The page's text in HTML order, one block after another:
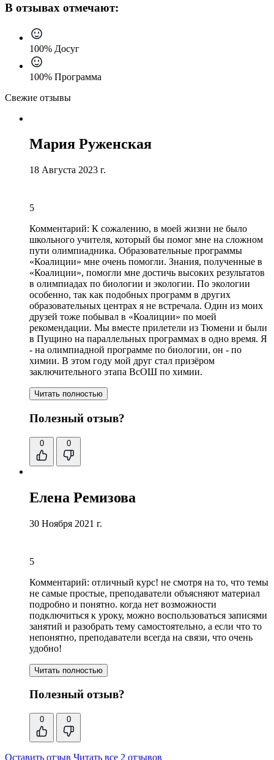
В отзывах отмечают:
100% Досуг
100% Программа
Свежие отзывы
Мария Руженская
18 Августа 2023 г.
5
Комментарий: К сожалению, в моей жизни не было
школьного учителя, который бы помог мне на сложном
пути олимпиадника. Образовательные программы
«Коалиции» мне очень помогли. Знания, полученные в
«Коалиции», помогли мне достичь высоких результатов
в олимпиадах по биологии и экологии. По экологии
особенно, так как подобных программ в других
образовательных центрах я не встречала. Один из моих
друзей тоже побывал в «Коалиции» по моей
рекомендации. Мы вместе прилетели из Тюмени и были
в Пущино на параллельных программах в одно время. Я
- на олимпиадной программе по биологии, он - по
химии. В этом году мой друг стал призёром
заключительного этапа ВсОШ по химии.
Читать полностью
Полезный отзыв?
0 0
Елена Ремизова
30 Ноября 2021 г.
5
Комментарий: отличный курс! не смотря на то, что темы
не самые простые, преподаватели объясняют материал
подробно и понятно. когда нет возможности
подключиться к уроку, можно воспользоваться записями
занятий и разобрать тему самостоятельно, а если что то
непонятно, преподаватели всегда на связи, что очень
удобно!
Читать полностью
Полезный отзыв?
0 0
Оставить отзыв Читать все 2 отзывов